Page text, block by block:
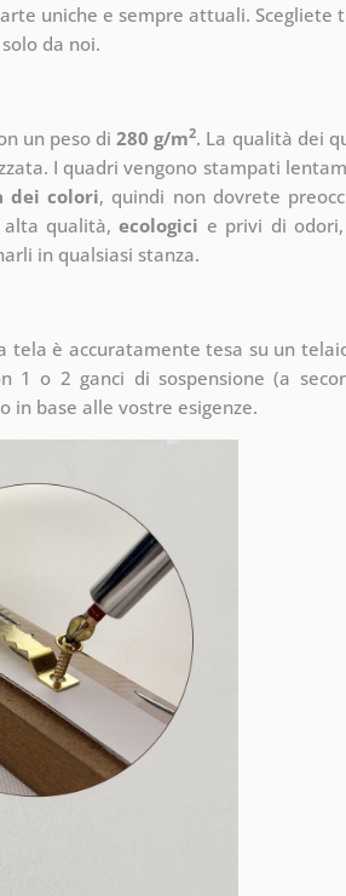
uniche e sempre attuali. Scegliete
da noi.
un peso di280 g/m2. La qualità dei
I quadri vengono stampati
dei colori, quindi non dovrete
alta qualità,ecologici e privi di
in qualsiasi stanza.
tela è accuratamente tesa su un
1 o 2 ganci di sospensione (a
in base alle vostre esigenze.